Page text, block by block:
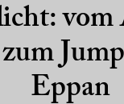
vom
Eppan